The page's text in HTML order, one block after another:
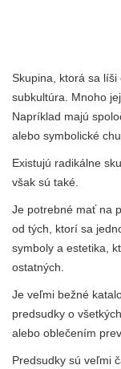
Skupina, ktorá sa
subkultúra. Mnoho
Napríklad majú
alebo symbolické
Existujú radikálne
však sú také.
Je potrebné mať na
od tých, ktorí sa
symboly a estetika,
ostatných.
Je veľmi bežné
predsudky o
alebo oblečením
Predsudky sú veľmi